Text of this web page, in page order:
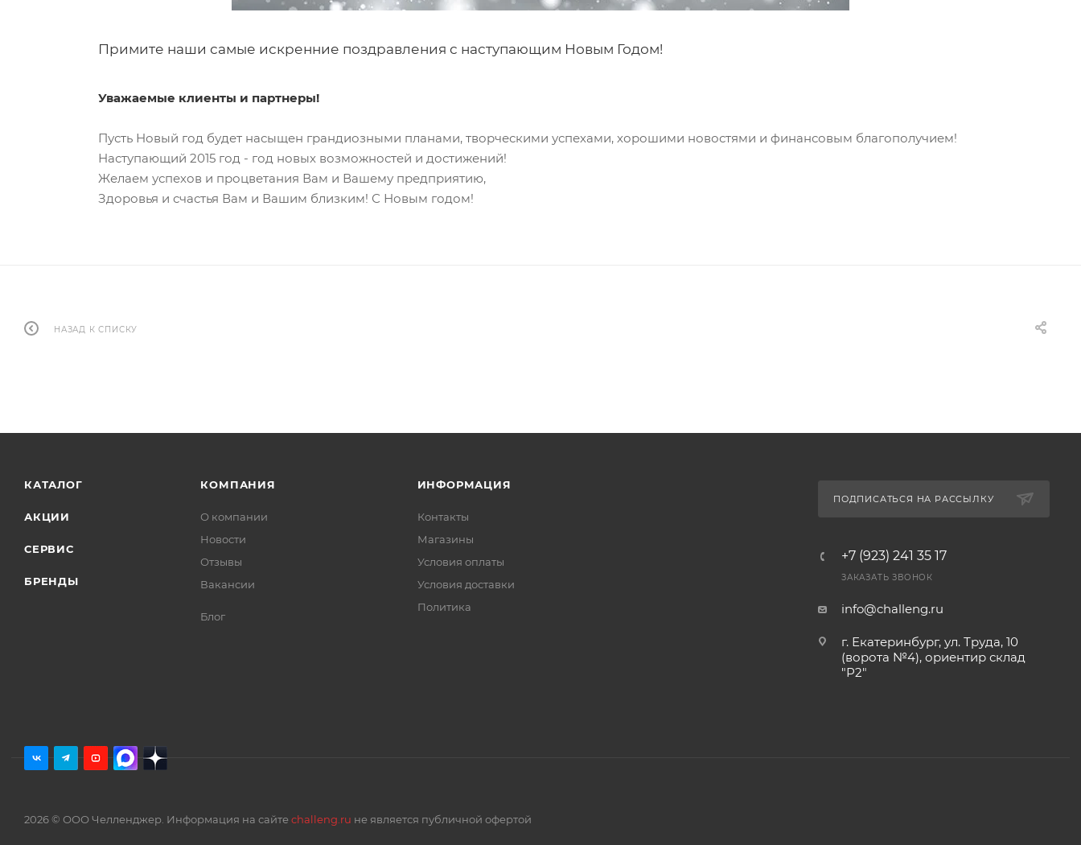
Примите наши самые искренние поздравления с наступающим Новым Годом!
Уважаемые клиенты и партнеры!
Пусть Новый год будет насыщен грандиозными планами, творческими успехами, хорошими новостями и финансовым благополучием!
Наступающий 2015 год - год новых возможностей и достижений!
Желаем успехов и процветания Вам и Вашему предприятию,
Здоровья и счастья Вам и Вашим близким! С Новым годом!
НАЗАД К СПИСКУ
КАТАЛОГ
АКЦИИ
СЕРВИС
БРЕНДЫ
КОМПАНИЯ
О компании
Новости
Отзывы
Вакансии
Блог
ИНФОРМАЦИЯ
Контакты
Магазины
Условия оплаты
Условия доставки
Политика
ПОДПИСАТЬСЯ НА РАССЫЛКУ
+7 (923) 241 35 17
ЗАКАЗАТЬ ЗВОНОК
info@challeng.ru
г. Екатеринбург, ул. Труда, 10
(ворота №4), ориентир склад
"Р2"
2026 © ООО Челленджер. Информация на сайтеchalleng.ru не является публичной офертой